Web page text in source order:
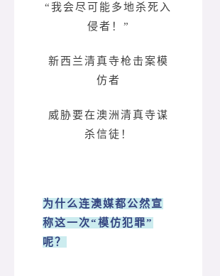
“我会尽可能多地杀死入
侵者！”
新西兰清真寺枪击案模
仿者
威胁要在澳洲清真寺谋
杀信徒！
为什么连澳媒都公然宣
称这一次“模仿犯罪”
呢？